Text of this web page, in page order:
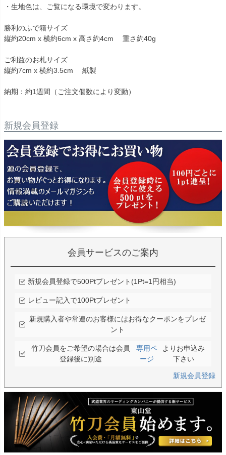
・生地色は、ご覧になる環境で変わります。
勝利のふで箱サイズ
縦約20cm x 横約6cm x 高さ約4cm 重さ約40g
ご利益のお札サイズ
縦約7cm x 横約3.5cm 紙製
納期：約1週間（ご注文個数により変動）
新規会員登録
会員サービスのご案内
新規会員登録で500Ptプレゼント(1Pt=1円相当)
レビュー記入で100Ptプレゼント
新規購入者や常連のお客様にはお得なクーポンをプレゼ
ント
竹刀会員をご希望の場合は会員
登録後に別途
専用ペ
ージ
よりお申込み
下さい
新規会員登録